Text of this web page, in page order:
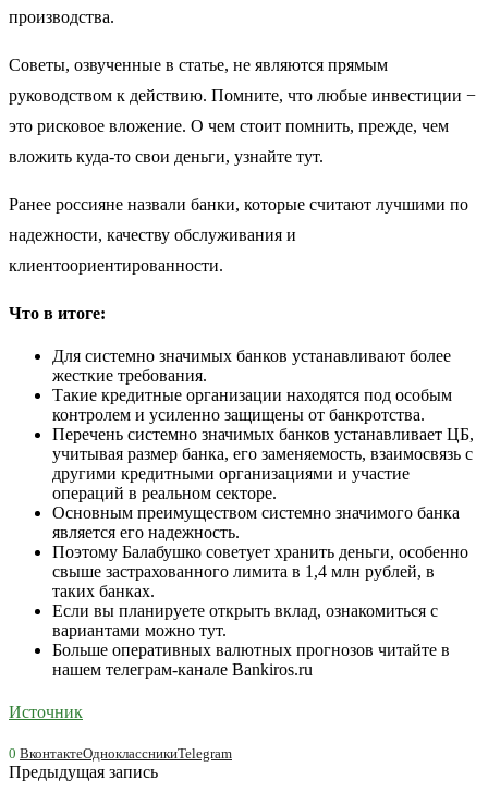
производства.
Советы, озвученные в статье, не являются прямым
руководством к действию. Помните, что любые инвестиции −
это рисковое вложение. О чем стоит помнить, прежде, чем
вложить куда-то свои деньги, узнайте тут.
Ранее россияне назвали банки, которые считают лучшими по
надежности, качеству обслуживания и
клиентоориентированности.
Что в итоге:
Для системно значимых банков устанавливают более
жесткие требования.
Такие кредитные организации находятся под особым
контролем и усиленно защищены от банкротства.
Перечень системно значимых банков устанавливает ЦБ,
учитывая размер банка, его заменяемость, взаимосвязь с
другими кредитными организациями и участие
операций в реальном секторе.
Основным преимуществом системно значимого банка
является его надежность.
Поэтому Балабушко советует хранить деньги, особенно
свыше застрахованного лимита в 1,4 млн рублей, в
таких банках.
Если вы планируете открыть вклад, ознакомиться с
вариантами можно тут.
Больше оперативных валютных прогнозов читайте в
нашем телеграм-канале Bankiros.ru
Источник
0 ВконтактеОдноклассникиTelegram
Предыдущая запись